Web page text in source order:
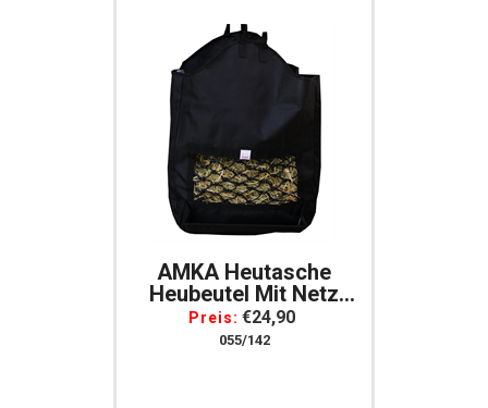
AMKA Heutasche
Heubeutel Mit Netz
Futterbeutel Mit
Auffangvorrichtung
Preis: €24,90
055/142